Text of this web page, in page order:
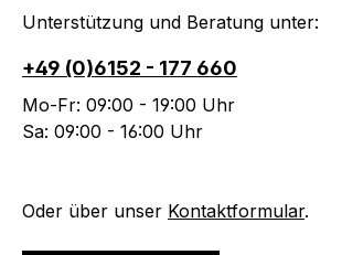
Unterstützung und Beratung unter:
+49 (0)6152 - 177 660
Mo-Fr: 09:00 - 19:00 Uhr
Sa: 09:00 - 16:00 Uhr
Oder über unser Kontaktformular.